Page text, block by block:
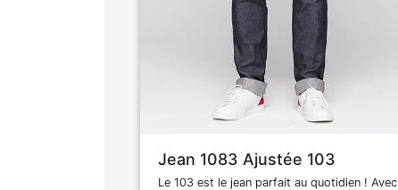
Jean 1083 Ajustée 103
Le 103 est le jean parfait au quotidien ! Avec